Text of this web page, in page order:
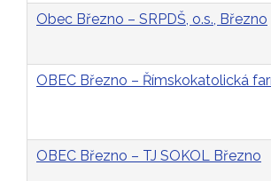
Obec Březno – SRPDŠ, o.s., Březno
OBEC Březno – Římskokatolická
OBEC Březno – TJ SOKOL Březno